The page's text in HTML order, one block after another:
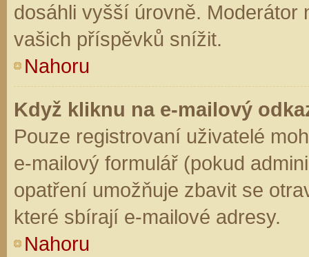
dosáhli vyšší úrovně. Moderátor
vašich příspěvků snížit.
Nahoru
Když kliknu na e-mailový
Pouze registrovaní uživatelé
e-mailový formulář (pokud
opatření umožňuje zbavit se
které sbírají e-mailové adresy.
Nahoru